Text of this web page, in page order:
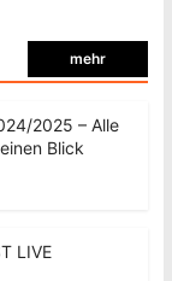
mehr
2025 – Alle
Blick
LIVE